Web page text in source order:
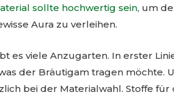
sollte hochwertig sein, um
Aura zu verleihen.
es viele Anzugarten. In erster
der Bräutigam tragen möchte.
bei der Materialwahl. Stoffe für